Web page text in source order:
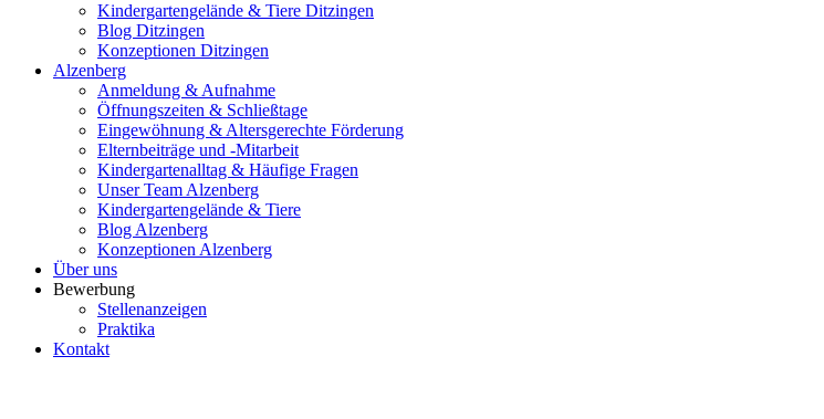
Kindergartengelände & Tiere Ditzingen
Blog Ditzingen
Konzeptionen Ditzingen
Alzenberg
Anmeldung & Aufnahme
Öffnungszeiten & Schließtage
Eingewöhnung & Altersgerechte Förderung
Elternbeiträge und -Mitarbeit
Kindergartenalltag & Häufige Fragen
Unser Team Alzenberg
Kindergartengelände & Tiere
Blog Alzenberg
Konzeptionen Alzenberg
Über uns
Bewerbung
Stellenanzeigen
Praktika
Kontakt